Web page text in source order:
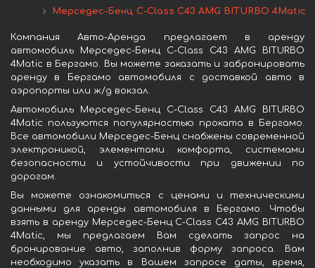
Мерседес-Бенц C-Class C43 AMG BITURBO 4Matic
Компания Авто-Аренда предлагает в аренду
автомобиль Мерседес-Бенц C-Class C43 AMG BITURBO
4Matic в Бергамо. Вы можете заказать и забронировать
аренду в Бергамо автомобиля с доставкой авто в
аэропорты или ж/д вокзал.
Автомобиль Мерседес-Бенц C-Class C43 AMG BITURBO
4Matic пользуются популярностью проката в Бергамо.
Все автомобили Мерседес-Бенц снабжены современной
электроникой, элементами комфорта, системами
безопасности и устойчивости при движении по
дорогам.
Вы можете ознакомиться с ценами и техническими
данными для аренды автомобиля в Бергамо. Чтобы
взять в аренду Мерседес-Бенц C-Class C43 AMG BITURBO
4Matic, мы предлагаем Вам сделать запрос на
бронирование авто, заполнив форму запроса. Вам
необходимо указать в Вашем запросе даты, время,